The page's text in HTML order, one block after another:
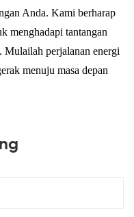
Anda. Kami berharap
menghadapi tantangan
Mulailah perjalanan energi
menuju masa depan